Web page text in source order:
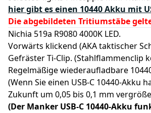
hier gibt es einen 10440 Akku mit
Die abgebildeten Tritiumstäbe
Nichia 519a R9080 4000K LED.
Vorwärts klickend (AKA taktischer
Gefräster Ti-Clip. (Stahlflammenclip
Regelmäßige wiederaufladbare
(Wenn Sie einen USB-C 10440-
Zukunft um 0,05 bis 0,1 mm
(Der Manker USB-C 10440-Akku